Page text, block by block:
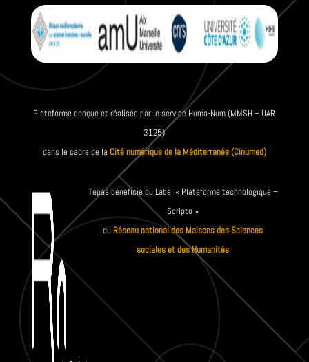
Plateforme conçue et réalisée par le service Huma-Num (MMSH – UAR
3125)
dans le cadre de la Cité numérique de la Méditerranée (Cinumed)
Tepas bénéficie du Label « Plateforme technologique –
Scripto »
du Réseau national des Maisons des Sciences
sociales et des Humanités